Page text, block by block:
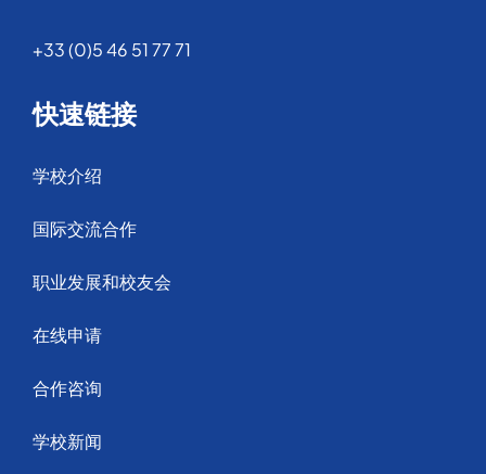
+33 (0)5 46 51 77 71
快速链接
学校介绍
国际交流合作
职业发展和校友会
在线申请
合作咨询
学校新闻